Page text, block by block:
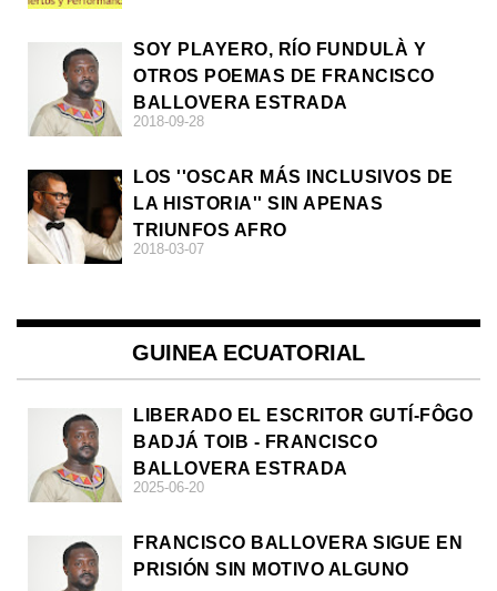
SOY PLAYERO, RÍO FUNDULÀ Y
OTROS POEMAS DE FRANCISCO
BALLOVERA ESTRADA
2018-09-28
LOS ''OSCAR MÁS INCLUSIVOS DE
LA HISTORIA'' SIN APENAS
TRIUNFOS AFRO
2018-03-07
GUINEA ECUATORIAL
LIBERADO EL ESCRITOR GUTÍ-FÔGO
BADJÁ TOIB - FRANCISCO
BALLOVERA ESTRADA
2025-06-20
FRANCISCO BALLOVERA SIGUE EN
PRISIÓN SIN MOTIVO ALGUNO